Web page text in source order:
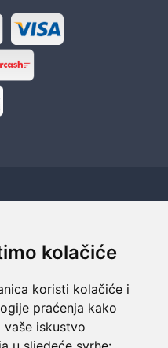
kolačiće
koristi kolačiće i
praćenja kako
iskustvo
novac